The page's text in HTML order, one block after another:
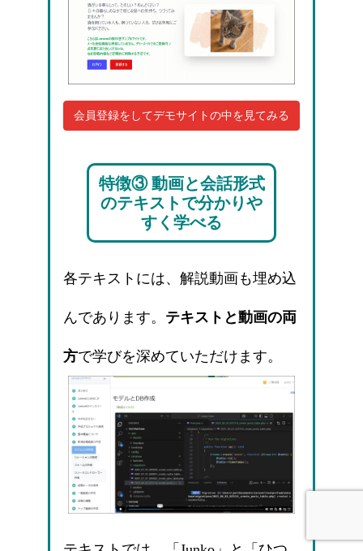
会員登録をしてデモサイトの中を見てみる
特徴③ 動画と会話形式
のテキストで分かりや
すく学べる
各テキストには、解説動画も埋め込
んであります。 テキストと動画の両
方で学びを深めていただけます。